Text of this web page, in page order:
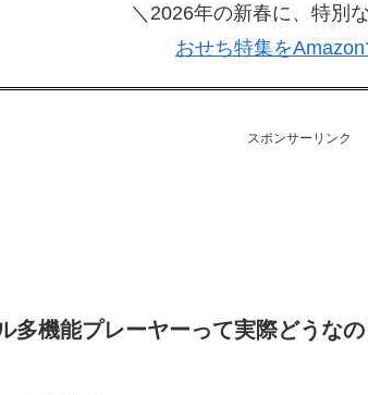
＼2026年の新春に、特別
おせち特集を
スポンサーリンク
多機能プレーヤーって実際どうなの